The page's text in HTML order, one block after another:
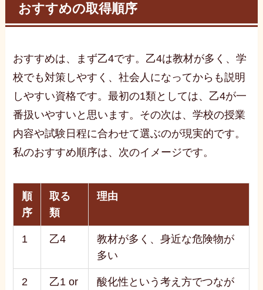
おすすめの取得順序
おすすめは、まず乙4です。乙4は教材が多く、学
校でも対策しやすく、社会人になってからも説明
しやすい資格です。最初の1類としては、乙4が一
番扱いやすいと思います。その次は、学校の授業
内容や試験日程に合わせて選ぶのが現実的です。
私のおすすめ順序は、次のイメージです。
順
序
取る
類
理由
1 乙4
教材が多く、身近な危険物が
多い
2
乙1 or
酸化性という考え方でつなが